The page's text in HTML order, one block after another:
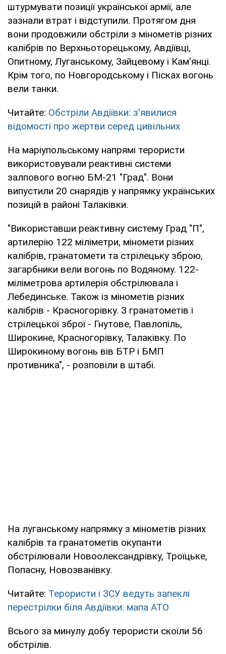
штурмувати позиції української армії, але
зазнали втрат і відступили. Протягом дня
вони продовжили обстріли з мінометів різних
калібрів по Верхньоторецькому, Авдіївці,
Опитному, Луганському, Зайцевому і Кам'янці.
Крім того, по Новгородському і Пісках вогонь
вели танки.
Читайте: Обстріли Авдіївки: з'явилися
відомості про жертви серед цивільних
На маріупольському напрямі терористи
використовували реактивні системи
залпового вогню БМ-21 "Град". Вони
випустили 20 снарядів у напрямку українських
позицій в районі Талаківки.
"Використавши реактивну систему Град "П",
артилерію 122 міліметри, міномети різних
калібрів, гранатомети та стрілецьку зброю,
загарбники вели вогонь по Водяному. 122-
міліметрова артилерія обстрілювала і
Лебединське. Також із мінометів різних
калібрів - Красногорівку. З гранатометів і
стрілецької зброї - Гнутове, Павлопіль,
Широкине, Красногорівку, Талаківку. По
Широкиному вогонь вів БТР і БМП
противника", - розповіли в штабі.
На луганському напрямку з мінометів різних
калібрів та гранатометів окупанти
обстрілювали Новоолександрівку, Троїцьке,
Попасну, Новозванівку.
Читайте: Терористи і ЗСУ ведуть запеклі
перестрілки біля Авдіївки: мапа АТО
Всього за минулу добу терористи скоїли 56
обстрілів.